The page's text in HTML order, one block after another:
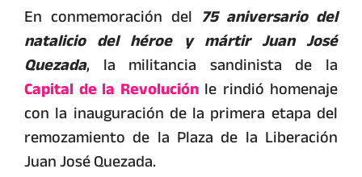
En conmemoración del 75 aniversario del
natalicio del héroe y mártir Juan José
Quezada, la militancia sandinista de la
Capital de la Revoluciónle rindió homenaje
con la inauguración de la primera etapa del
remozamiento de la Plaza de la Liberación
Juan José Quezada.